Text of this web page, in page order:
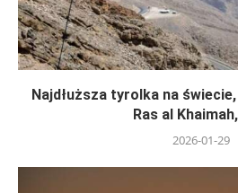
Najdłuższa tyrolka na
Ras al
2026-01-29